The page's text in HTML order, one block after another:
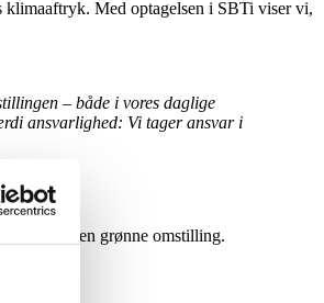
klimaaftryk. Med optagelsen i SBTi viser vi,
– både i vores daglige
ansvarlighed: Vi tager ansvar i
til den grønne omstilling.